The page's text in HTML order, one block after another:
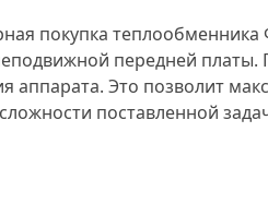
покупка
передней
аппарата. Это позволит
поставленной